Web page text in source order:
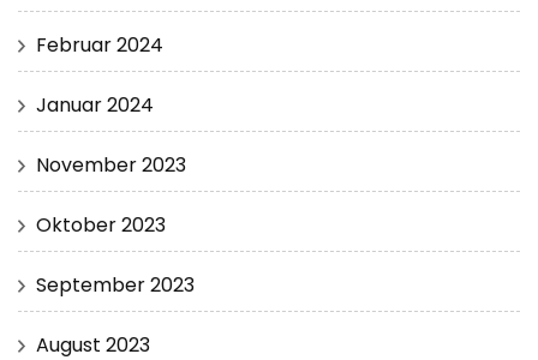
Februar 2024
Januar 2024
November 2023
Oktober 2023
September 2023
August 2023